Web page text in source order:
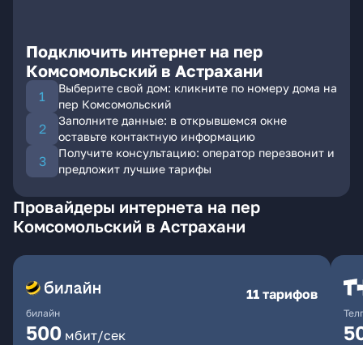
Подключить интернет на пер
Комсомольский в Астрахани
Выберите свой дом: кликните по номеру дома на
пер Комсомольский
Заполните данные: в открывшемся окне
оставьте контактную информацию
Получите консультацию: оператор перезвонит и
предложит лучшие тарифы
Провайдеры интернета на пер
Комсомольский в Астрахани
билайн
11 тарифов
500 мбит/сек